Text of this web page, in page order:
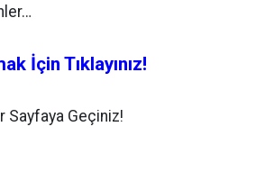
İçin Tıklayınız!
Sayfaya Geçiniz!